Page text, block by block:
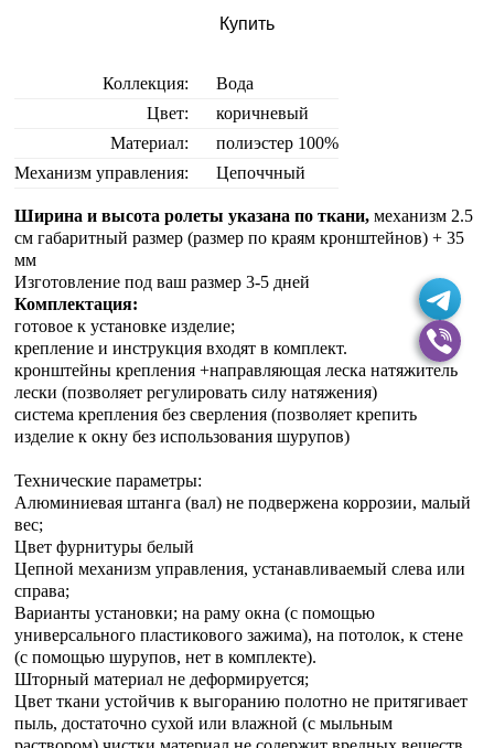
Купить
Коллекция:
Вода
Цвет:
коричневый
Материал:
полиэстер 100%
Механизм управления:
Цепоччный
Ширина и высота ролеты указана по ткани,механизм 2.5
см габаритный размер (размер по краям кронштейнов) + 35
мм
Изготовление под ваш размер 3-5 дней
Комплектация:
готовое к установке изделие;
крепление и инструкция входят в комплект.
кронштейны крепления +направляющая леска натяжитель
лески (позволяет регулировать силу натяжения)
система крепления без сверления (позволяет крепить
изделие к окну без использования шурупов)
Технические параметры:
Алюминиевая штанга (вал) не подвержена коррозии, малый
вес;
Цвет фурнитуры белый
Цепной механизм управления, устанавливаемый слева или
справа;
Варианты установки; на раму окна (с помощью
универсального пластикового зажима), на потолок, к стене
(с помощью шурупов, нет в комплекте).
Шторный материал не деформируется;
Цвет ткани устойчив к выгоранию полотно не притягивает
пыль, достаточно сухой или влажной (с мыльным